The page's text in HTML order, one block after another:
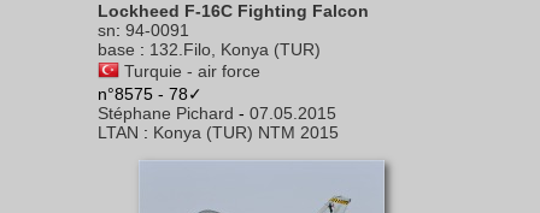
Lockheed F-16C Fighting Falcon
sn: 94-0091
base : 132.Filo, Konya (TUR)
Turquie - air force
n°8575 - 78✓
Stéphane Pichard - 07.05.2015
LTAN : Konya (TUR) NTM 2015